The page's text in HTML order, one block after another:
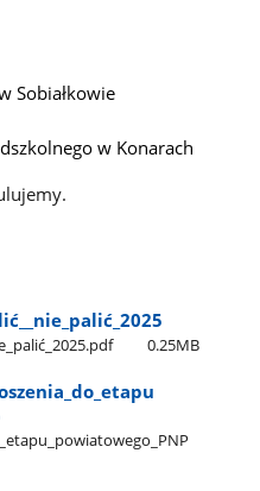
Sobiałkowie
w Konarach
0.25MB